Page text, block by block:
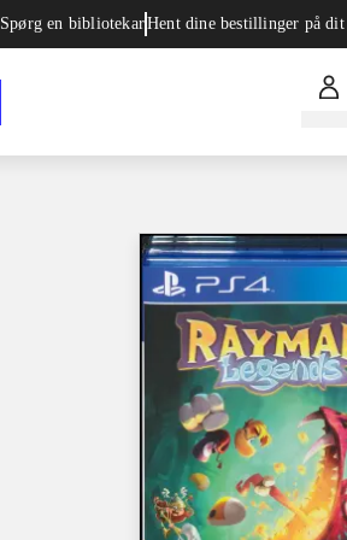
Spørg en bibliotekarHent dine bestillinger på